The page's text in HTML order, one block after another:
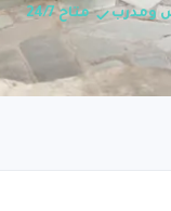
ومدرب متاح 24/7